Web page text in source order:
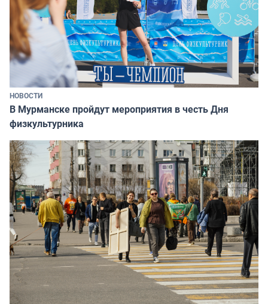
НОВОСТИ
В Мурманске пройдут мероприятия в честь Дня
физкультурника